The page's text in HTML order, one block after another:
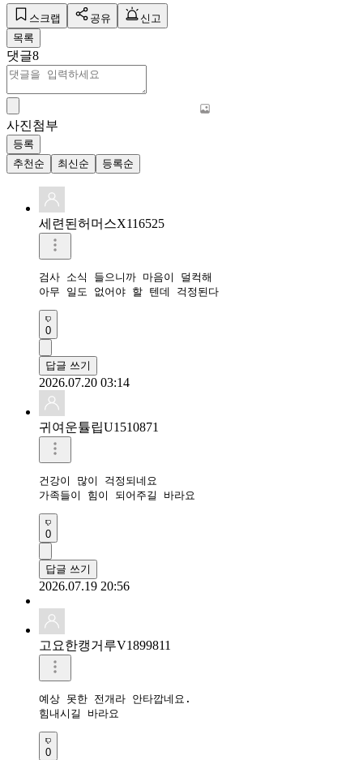
스크랩 공유
신고
목록
댓글8
사진첨부
등록
추천순
최신순 등록순
세련된허머스X116525
검사 소식 들으니까 마음이 덜컥해
아무 일도 없어야 할 텐데 걱정된다
0
답글 쓰기
2026.07.20 03:14
귀여운튤립U1510871
건강이 많이 걱정되네요
가족들이 힘이 되어주길 바라요
0
답글 쓰기
2026.07.19 20:56
고요한캥거루V1899811
예상 못한 전개라 안타깝네요.
힘내시길 바라요
0